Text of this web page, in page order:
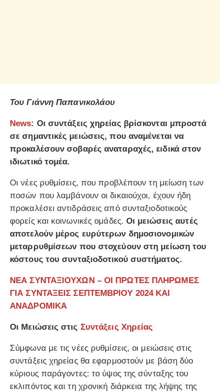
Του Γιάννη Παπανικολάου
News: Οι συντάξεις χηρείας βρίσκονται μπροστά
σε σημαντικές μειώσεις, που αναμένεται να
προκαλέσουν σοβαρές αναταραχές, ειδικά στον
ιδιωτικό τομέα.
Οι νέες ρυθμίσεις, που προβλέπουν τη μείωση των
ποσών που λαμβάνουν οι δικαιούχοι, έχουν ήδη
προκαλέσει αντιδράσεις από συνταξιοδοτικούς
φορείς και κοινωνικές ομάδες.Οι μειώσεις αυτές
αποτελούν μέρος ευρύτερων δημοσιονομικών
μεταρρυθμίσεων που στοχεύουν στη μείωση του
κόστους του συνταξιοδοτικού συστήματος.
ΝΕΑ ΣΥΝΤΑΞΙΟΥΧΩΝ – ΟΙ ΠΡΩΤΕΣ ΠΛΗΡΩΜΕΣ
ΓΙΑ ΣΥΝΤΑΞΕΙΣ ΣΕΠΤΕΜΒΡΙΟΥ 2024 ΚΑΙ
ΑΝΑΔΡΟΜΙΚΑ
Οι Μειώσεις στις Συντάξεις Χηρείας
Σύμφωνα με τις νέες ρυθμίσεις, οι μειώσεις στις
συντάξεις χηρείας θα εφαρμοστούν με βάση δύο
κύριους παράγοντες: το ύψος της σύνταξης του
εκλιπόντος και τη χρονική διάρκεια της λήψης της